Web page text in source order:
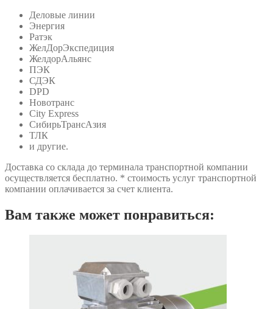
Деловые линии
Энергия
Ратэк
ЖелДорЭкспедиция
ЖелдорАльянс
ПЭК
СДЭК
DPD
Новотранс
City Express
СибирьТрансАзия
ТЛК
и другие.
Доставка со склада до терминала транспортной компании
осуществляется бесплатно. * стоимость услуг транспортной
компании оплачивается за счет клиента.
Вам также может понравиться: